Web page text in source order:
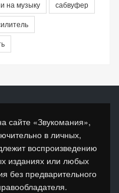
на музыку
сабвуфер
сайте «Звукомания»,
в личных,
воспроизведению
изданиях или любых
без предварительного